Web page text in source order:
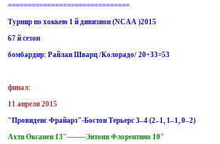
===============================
Турнир по хоккею 1 й дивизион (NCAA )2015
67 й сезон
бомбардир: Райлан Шварц /Колорадо/ 20+33=53
финал:
11 апреля 2015
"Провиденс Фрайарз"-Бостон Терьерс 3–4 (2–1, 1–1, 0–2)
Ахти Оксанен 13"--------Энтони Флорентино 10"